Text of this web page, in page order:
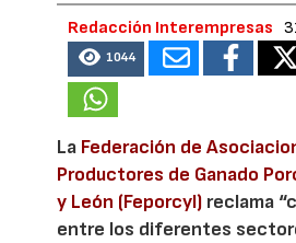
Redacción Interempresas
1044
La Federación de
Productores de Ganado
y León (Feporcyl) reclama
entre los diferentes